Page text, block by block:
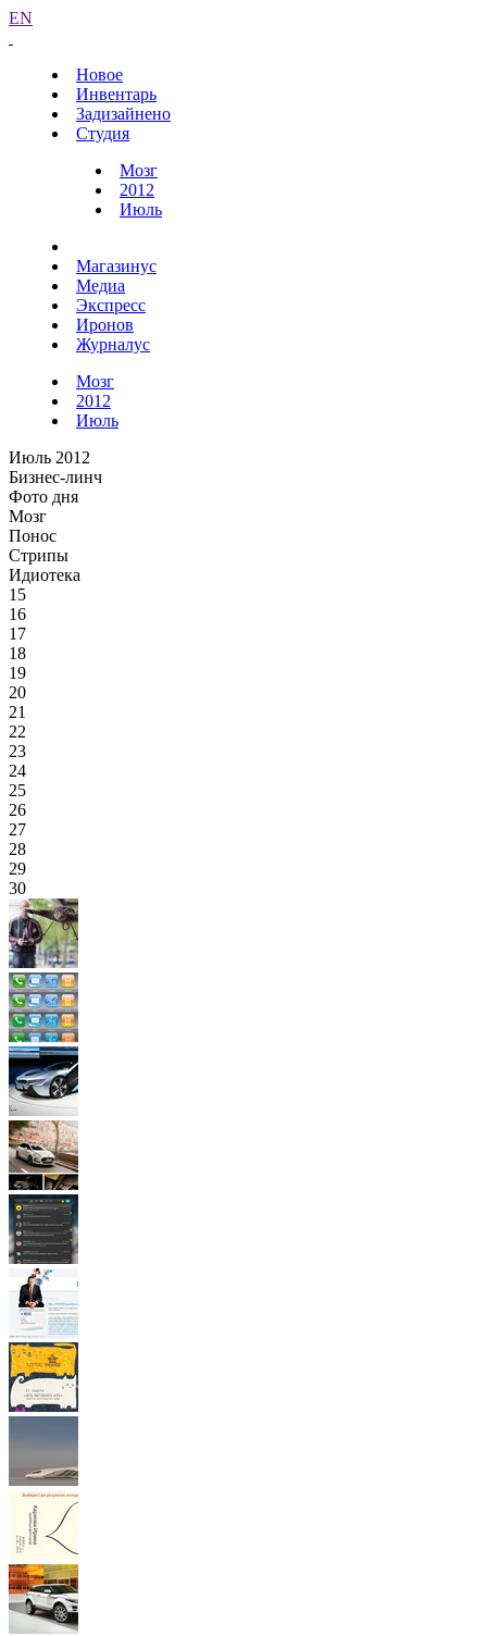
EN
Новое
Инвентарь
Задизайнено
Студия
Мозг
2012
Июль
Магазинус
Медиа
Экспресс
Иронов
Журналус
Мозг
2012
Июль
Июль 2012
Бизнес-линч
Фото дня
Мозг
Понос
Стрипы
Идиотека
15
16
17
18
19
20
21
22
23
24
25
26
27
28
29
30